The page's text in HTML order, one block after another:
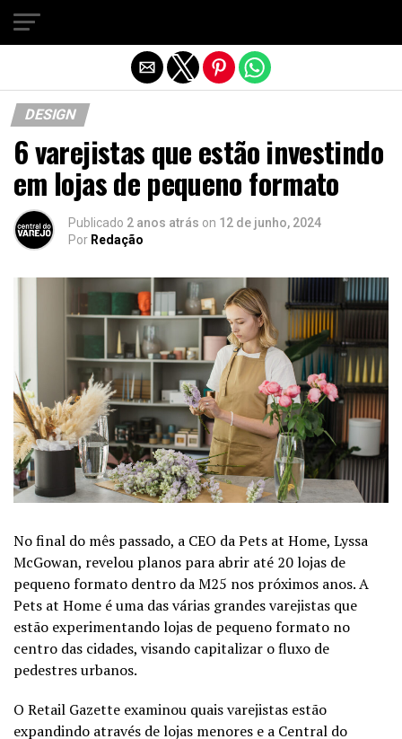
DESIGN
6 varejistas que estão investindo
em lojas de pequeno formato
Publicado 2 anos atrás on 12 de junho, 2024
Por Redação
No final do mês passado, a CEO da Pets at Home, Lyssa
McGowan, revelou planos para abrir até 20 lojas de
pequeno formato dentro da M25 nos próximos anos. A
Pets at Home é uma das várias grandes varejistas que
estão experimentando lojas de pequeno formato no
centro das cidades, visando capitalizar o fluxo de
pedestres urbanos.
O Retail Gazette examinou quais varejistas estão
expandindo através de lojas menores e a Central do